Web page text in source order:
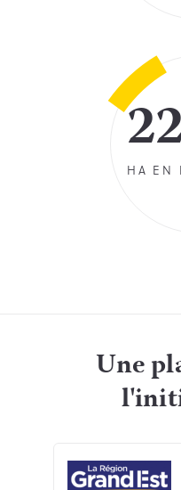
HA EN
Une